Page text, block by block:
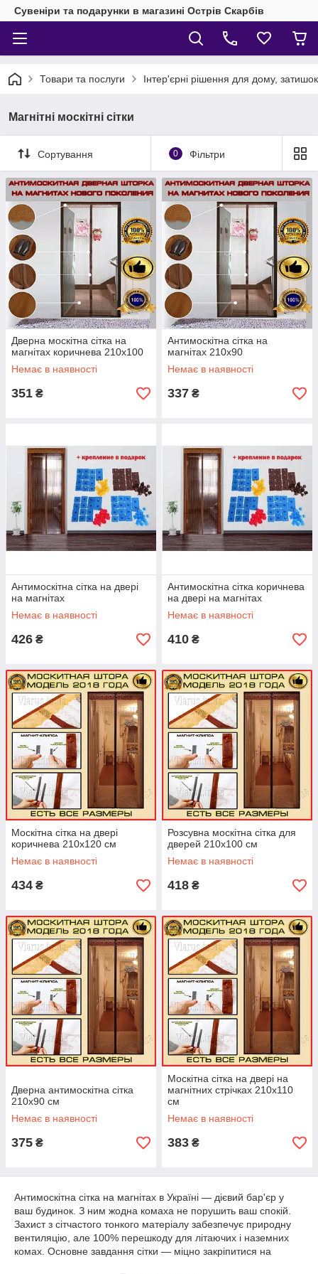
Сувеніри та подарунки в магазині Острів Скарбів
Товари та послуги Інтер'єрні рішення для дому, затишок
Магнітні москітні сітки
Сортування 0 Фільтри
Дверна москітна сітка на
магнітах коричнева 210х100
Немає в наявності
351 ₴
Антимоскітна сітка на
магнітах 210х90
Немає в наявності
337 ₴
Антимоскітна сітка на двері
на магнітах
Немає в наявності
426 ₴
Антимоскітна сітка коричнева
на двері на магнітах
Немає в наявності
410 ₴
Москітна сітка на двері
коричнева 210х120 см
Немає в наявності
434 ₴
Розсувна москітна сітка для
дверей 210х100 см
Немає в наявності
418 ₴
Дверна антимоскітна сітка
210х90 см
Немає в наявності
375 ₴
Москітна сітка на двері на
магнітних стрічках 210х110
см
Немає в наявності
383 ₴
Антимоскітна сітка на магнітах в Україні — дієвий бар'єр у
ваш будинок. З ним жодна комаха не порушить ваш спокій.
Захист з сітчастого тонкого матеріалу забезпечує природну
вентиляцію, але 100% перешкоду для літаючих і наземних
комах. Основне завдання сітки — міцно закріпитися на